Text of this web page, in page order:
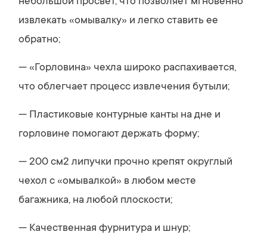
извлекать «омывалку» и легко ставить ее
обратно;
— «Горловина» чехла широко распахивается,
что облегчает процесс извлечения бутыли;
— Пластиковые контурные канты на дне и
горловине помогают держать форму;
— 200 см2 липучки прочно крепят округлый
чехол с «омывалкой» в любом месте
багажника, на любой плоскости;
— Качественная фурнитура и шнур;